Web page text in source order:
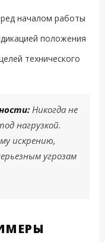
началом работы
положения
технического
Никогда не
нагрузкой.
искрению,
угрозам